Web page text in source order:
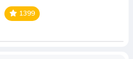
1399